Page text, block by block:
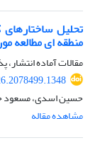
تحلیل
منطقه ای مطالعه
مقالات آماده انتشار،
حسین اسدی، مسعود
مشاهده مقاله